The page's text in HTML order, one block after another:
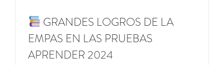
GRANDES LOGROS DE LA
EMPAS EN LAS PRUEBAS
APRENDER 2024